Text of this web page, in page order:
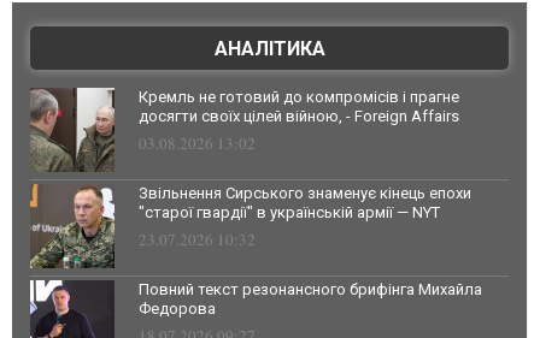
АНАЛІТИКА
Кремль не готовий до компромісів і прагне
досягти своїх цілей війною, - Foreign Affairs
03.08.2026 13:02
Звільнення Сирського знаменує кінець епохи
"старої гвардії" в українській армії — NYT
23.07.2026 10:32
Повний текст резонансного брифінга Михайла
Федорова